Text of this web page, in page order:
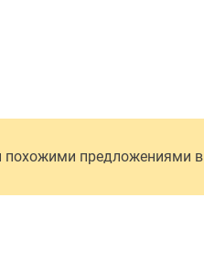
похожими предложениями в